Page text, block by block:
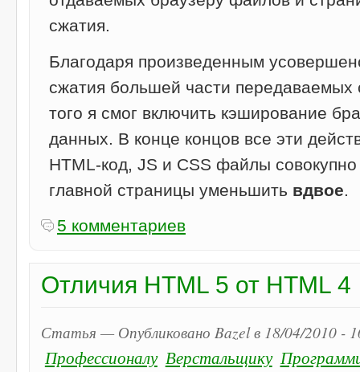
сжатия.
Благодаря произведенным
сжатия большей части
того я смог включить кэширование
данных. В конце концов все эти
HTML-код, JS и CSS файлы
главной страницы уменьшить вдвое.
5 комментариев
Отличия HTML 5 от HTML 4
Статья — Опубликовано Bazel в 18/04/2010 -
Профессионалу Верстальщику